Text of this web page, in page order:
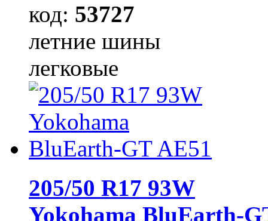
код: 53727
летние шины
легковые
205/50 R17 93W
Yokohama BluEarth-